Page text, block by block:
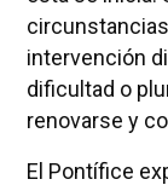
intervención
dificultad o
renovarse y
El Pontífice